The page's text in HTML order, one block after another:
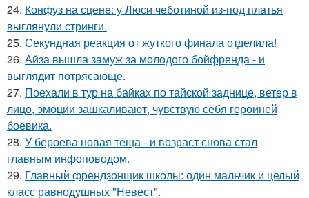
24. Конфуз на сцене: у Люси чеботиной из-под платья
выглянули стринги.
25. Секундная реакция от жуткого финала отделила!
26. Айза вышла замуж за молодого бойфренда - и
выглядит потрясающе.
27. Поехали в тур на байках по тайской заднице, ветер в
лицо, эмоции зашкаливают, чувствую себя героиней
боевика.
28. У бероева новая тёща - и возраст снова стал
главным инфоповодом.
29. Главный френдзонщик школы: один мальчик и целый
класс равнодушных "Невест".